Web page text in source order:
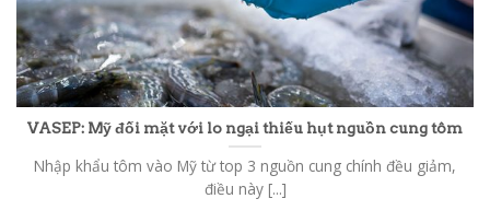
VASEP: Mỹ đối mặt với lo ngại thiếu hụt nguồn cung tôm
Nhập khẩu tôm vào Mỹ từ top 3 nguồn cung chính đều giảm,
điều này [...]